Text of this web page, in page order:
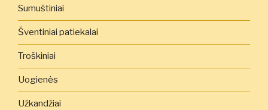
Sumuštiniai
Šventiniai patiekalai
Troškiniai
Uogienės
Užkandžiai